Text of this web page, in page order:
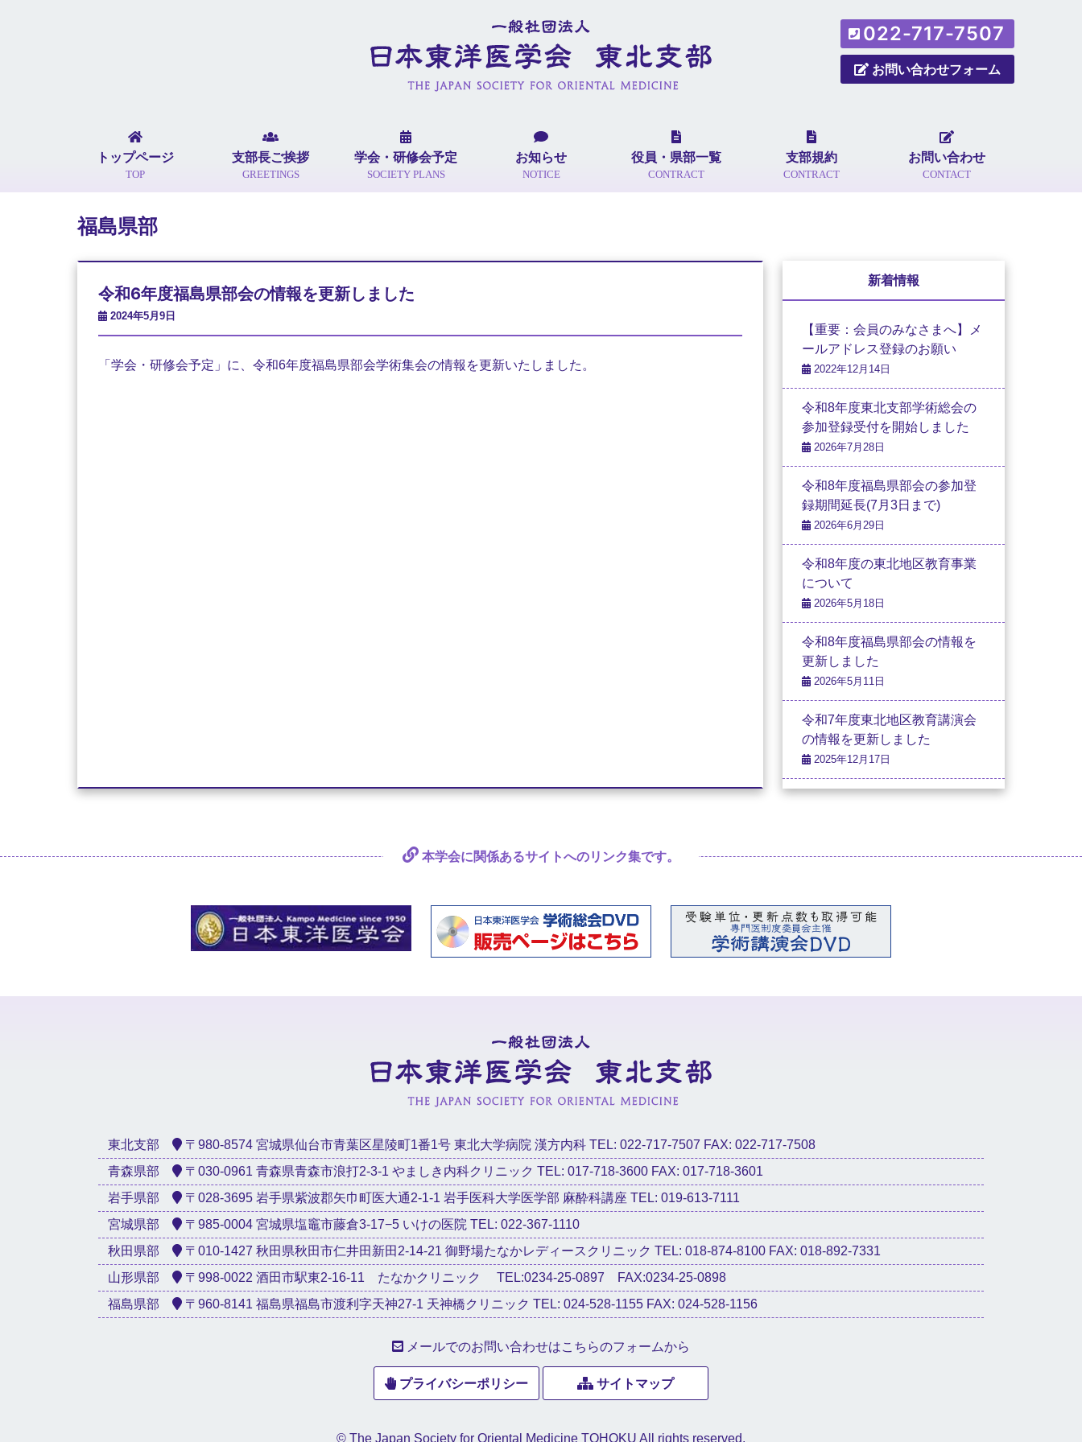
022-717-7507
お問い合わせフォーム
トップページ
TOP
支部長ご挨拶
GREETINGS
学会・研修会予定
SOCIETY PLANS
お知らせ
NOTICE
役員・県部一覧
CONTRACT
支部規約
CONTRACT
お問い合わせ
CONTACT
福島県部
令和6年度福島県部会の情報を更新しました
2024年5月9日
「学会・研修会予定」に、令和6年度福島県部会学術集会の情報を更新いたしました。
新着情報
【重要：会員のみなさまへ】メ
ールアドレス登録のお願い
2022年12月14日
令和8年度東北支部学術総会の
参加登録受付を開始しました
2026年7月28日
令和8年度福島県部会の参加登
録期間延長(7月3日まで)
2026年6月29日
令和8年度の東北地区教育事業
について
2026年5月18日
令和8年度福島県部会の情報を
更新しました
2026年5月11日
令和7年度東北地区教育講演会
の情報を更新しました
2025年12月17日
本学会に関係あるサイトへのリンク集です。
東北支部
〒980-8574 宮城県仙台市青葉区星陵町1番1号 東北大学病院 漢方内科 TEL: 022-717-7507 FAX: 022-717-7508
青森県部
〒030-0961 青森県青森市浪打2-3-1 やましき内科クリニック TEL: 017-718-3600 FAX: 017-718-3601
岩手県部
〒028-3695 岩手県紫波郡矢巾町医大通2-1-1 岩手医科大学医学部 麻酔科講座 TEL: 019-613-7111
宮城県部
〒985-0004 宮城県塩竈市藤倉3-17−5 いけの医院 TEL: 022-367-1110
秋田県部
〒010-1427 秋田県秋田市仁井田新田2-14-21 御野場たなかレディースクリニック TEL: 018-874-8100 FAX: 018-892-7331
山形県部
〒998-0022 酒田市駅東2-16-11 たなかクリニック TEL:0234-25-0897 FAX:0234-25-0898
福島県部
〒960-8141 福島県福島市渡利字天神27-1 天神橋クリニック TEL: 024-528-1155 FAX: 024-528-1156
メールでのお問い合わせはこちらのフォームから
プライバシーポリシー サイトマップ
© The Japan Society for Oriental Medicine TOHOKU All rights reserved.